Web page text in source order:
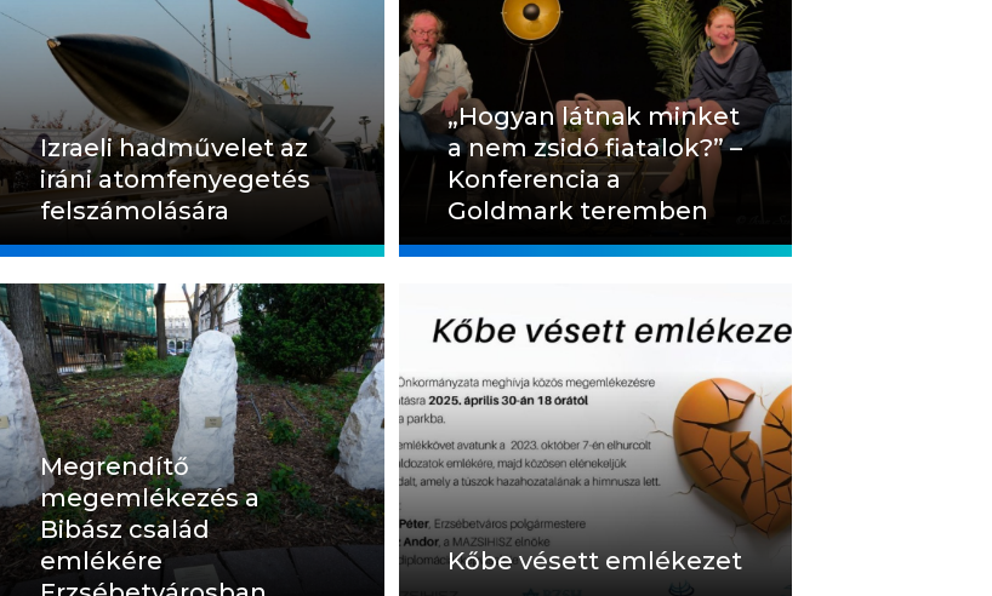
Izraeli hadművelet az
iráni atomfenyegetés
felszámolására
„Hogyan látnak minket
a nem zsidó fiatalok?” –
Konferencia a
Goldmark teremben
Megrendítő
megemlékezés a
Bibász család
emlékére
Kőbe vésett emlékezet